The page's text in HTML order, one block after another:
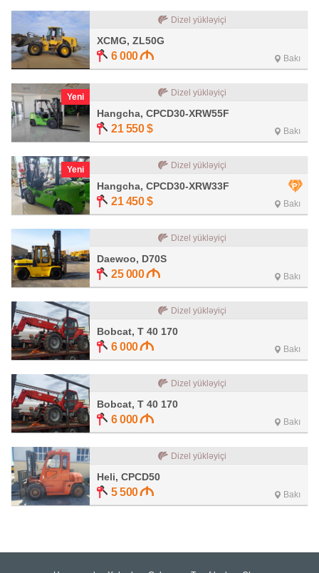
Dizel yükləyiçi
XCMG, ZL50G
6 000 Bakı
Yeni Dizel yükləyiçi
Hangcha, CPCD30-XRW55F
21 550 $ Bakı
Yeni Dizel yükləyiçi
Hangcha, CPCD30-XRW33F
21 450 $ Bakı
Dizel yükləyiçi
Daewoo, D70S
25 000 Bakı
Dizel yükləyiçi
Bobcat, T 40 170
6 000 Bakı
Dizel yükləyiçi
Bobcat, T 40 170
6 000 Bakı
Dizel yükləyiçi
Heli, CPCD50
5 500 Bakı